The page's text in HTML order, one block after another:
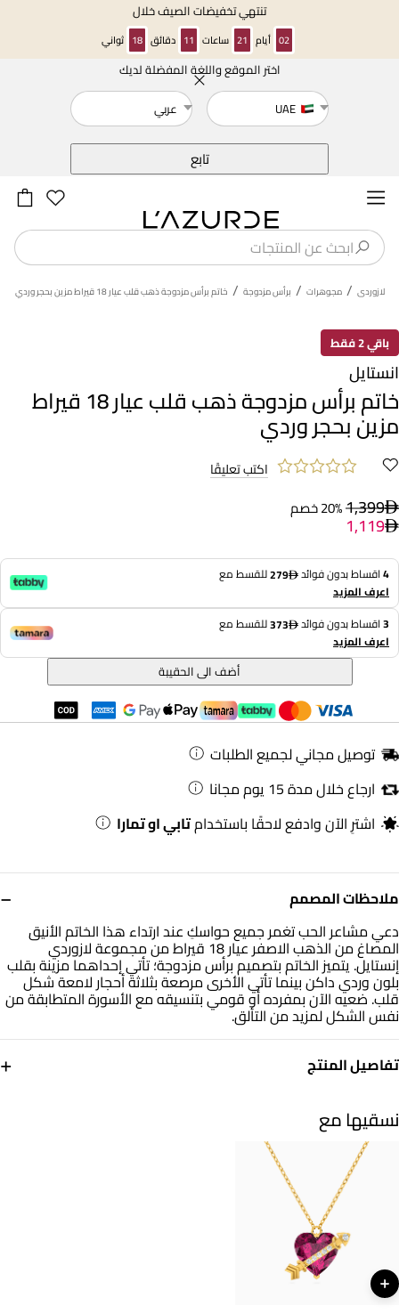
تنتهي تخفيضات الصيف خلال
02 أيام 21 ساعات 11 دقائق 17 ثواني
اختر الموقع واللغة المفضلة لديك
UAE
عربي
تابع
لازوردى / مجوهرات / برأس مزدوجة / خاتم برأس مزدوجة ذهب قلب عيار 18 قيراط مزين بحجر وردي
باقي 2 فقط
ملاحظات المصمم −
دعي مشاعر الحب تغمر جميع حواسكِ عند ارتداء هذا الخاتم الأنيق
المصاغ من الذهب الاصفر عيار 18 قيراط من مجموعة لازوردي
إنستايل. يتميز الخاتم بتصميم برأس مزدوجة؛ تأتي إحداهما مزينة بقلب
بلون وردي داكن بينما تأتي الأخرى مرصعة بثلاثة أحجار لامعة شكل
قلب. ضعيه الآن بمفرده أو قومي بتنسيقه مع الأسورة المتطابقة من
نفس الشكل لمزيد من التألق.
تفاصيل المنتج
+
ذهب أصفر 18 قيراط
مقاس الخاتم
رقم الموديل
111104180315
انستايل
خاتم برأس مزدوجة ذهب قلب عيار 18 قيراط
مزين بحجر وردي
اكتب تعليقًا
1,39920% خصم
1,119
4اقساط بدون فوائد 279للقسط مع
اعرف المزيد
3اقساط بدون فوائد 373للقسط مع
اعرف المزيد
أضف الى الحقيبة
توصيل مجاني لجميع الطلبات
ارجاع خلال مدة 15 يوم مجانا
اشترِ الآن وادفع لاحقًا باستخدامتابي او تمارا
نسقيها مع